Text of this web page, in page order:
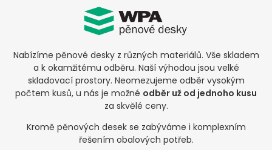
Nabízíme pěnové desky z různých materiálů. Vše skladem
a k okamžitému odběru. Naší výhodou jsou velké
skladovací prostory. Neomezujeme odběr vysokým
počtem kusů, u nás je možné odběr už od jednoho kusu
za skvělé ceny.
Kromě pěnových desek se zabýváme i komplexním
řešením obalových potřeb.